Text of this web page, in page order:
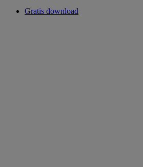
Gratis download